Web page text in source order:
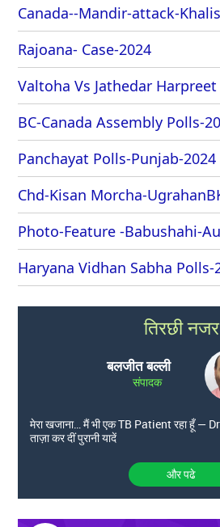
Canada--Mandir-attack-
Rajoana- Case-2024
Valtoha Vs Jathedar
BC-Canada Assembly Polls-
Panchayat Polls-Punjab-2024
Chd-Kisan Morcha-
Photo-Feature -Babushahi-
Haryana Vidhan Sabha Polls-
तिरछी नजर
बलजीत बल्ली
संपादक
मेरा खजाना… मैं भी एक TB Patient रहा हूँ —
ताज़ा कर दीं पुरानी यादें
और पढे